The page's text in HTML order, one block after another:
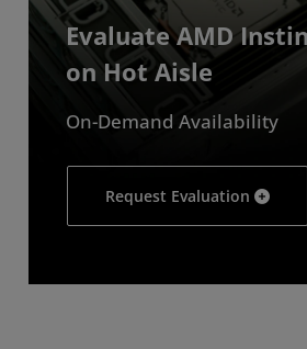
Evaluate AMD
on Hot Aisle
On-Demand Availability
Request Evaluation